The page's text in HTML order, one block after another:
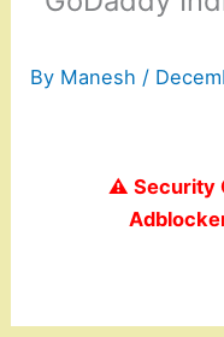
By Manesh /
⚠️ Security